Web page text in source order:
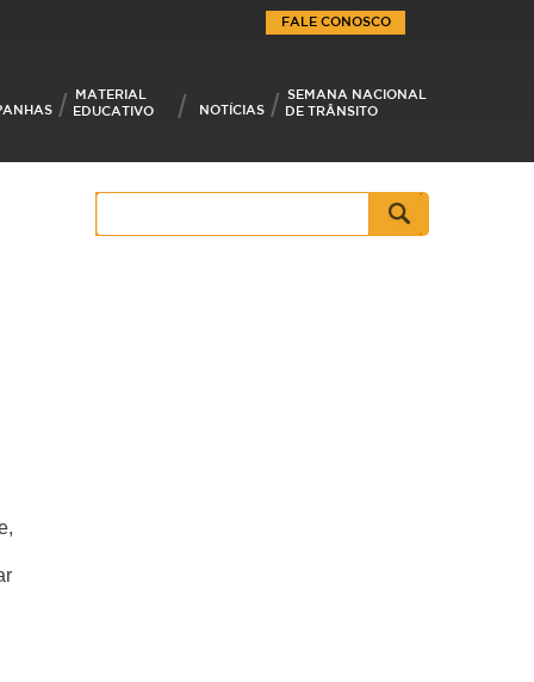
MATERIAL
EDUCATIVO
NOTÍCIAS
SEMANA NACIONAL
DE TRÂNSITO
FALE CONOSCO
Pesquisar
por: